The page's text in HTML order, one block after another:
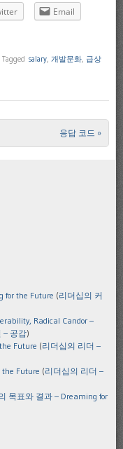
Email
Tagged salary, 개발문화, 급상
응답 코드 »
for the Future (리더십의 커
Radical Candor –
– 공감)
Future (리더십의 리더 –
the Future (리더십의 리더 –
목표와 결과 – Dreaming for